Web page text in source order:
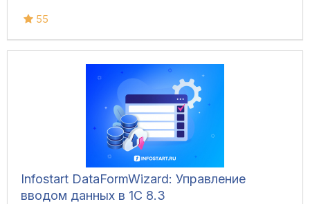
55
Infostart DataFormWizard: Управление
вводом данных в 1С 8.3